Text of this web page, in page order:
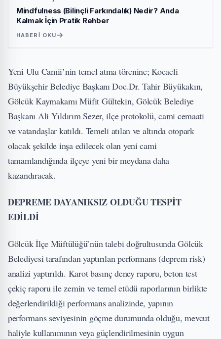
Mindfulness (Bilinçli Farkındalık) Nedir? Anda
Kalmak İçin Pratik Rehber
HABERI OKU
Yeni Ulu Camii’nin temel atma törenine; Kocaeli
Büyükşehir Belediye Başkanı Doc.Dr. Tahir Büyükakın,
Gölcük Kaymakamı Müfit Gültekin, Gölcük Belediye
Başkanı Ali Yıldırım Sezer, ilçe protokolü, cami cemaati
ve vatandaşlar katıldı. Temeli atılan ve altında otopark
olacak şekilde inşa edilecek olan yeni cami
tamamlandığında ilçeye yeni bir meydana daha
kazandıracak.
DEPREME DAYANIKSIZ OLDUĞU TESPİT
EDİLDİ
Gölcük İlçe Müftülüğü’nün talebi doğrultusunda Gölcük
Belediyesi tarafından yaptırılan performans (deprem risk)
analizi yaptırıldı. Karot basınç deney raporu, beton test
çekiç raporu ile zemin ve temel etüdü raporlarının birlikte
değerlendirildiği performans analizinde, yapının
performans seviyesinin göçme durumunda olduğu, mevcut
haliyle kullanımının veya güçlendirilmesinin uygun